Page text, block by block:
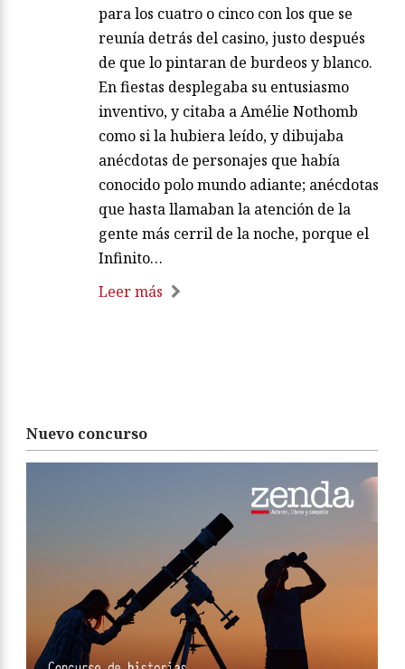
para los cuatro o cinco con los que se
reunía detrás del casino, justo después
de que lo pintaran de burdeos y blanco.
En fiestas desplegaba su entusiasmo
inventivo, y citaba a Amélie Nothomb
como si la hubiera leído, y dibujaba
anécdotas de personajes que había
conocido polo mundo adiante; anécdotas
que hasta llamaban la atención de la
gente más cerril de la noche, porque el
Infinito…
Leer más
Nuevo concurso